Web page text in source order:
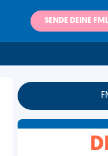
SENDE DEINE FML